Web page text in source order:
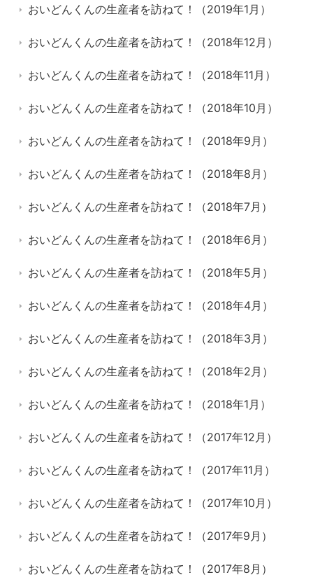
おいどんくんの生産者を訪ねて！（2019年1月）
おいどんくんの生産者を訪ねて！（2018年12月）
おいどんくんの生産者を訪ねて！（2018年11月）
おいどんくんの生産者を訪ねて！（2018年10月）
おいどんくんの生産者を訪ねて！（2018年9月）
おいどんくんの生産者を訪ねて！（2018年8月）
おいどんくんの生産者を訪ねて！（2018年7月）
おいどんくんの生産者を訪ねて！（2018年6月）
おいどんくんの生産者を訪ねて！（2018年5月）
おいどんくんの生産者を訪ねて！（2018年4月）
おいどんくんの生産者を訪ねて！（2018年3月）
おいどんくんの生産者を訪ねて！（2018年2月）
おいどんくんの生産者を訪ねて！（2018年1月）
おいどんくんの生産者を訪ねて！（2017年12月）
おいどんくんの生産者を訪ねて！（2017年11月）
おいどんくんの生産者を訪ねて！（2017年10月）
おいどんくんの生産者を訪ねて！（2017年9月）
おいどんくんの生産者を訪ねて！（2017年8月）